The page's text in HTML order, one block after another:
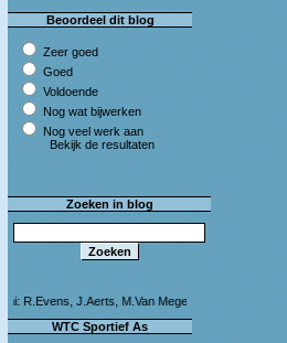
Beoordeel dit blog
Zeer goed
Goed
Voldoende
Nog wat bijwerken
Nog veel werk aan
Bekijk de resultaten
Zoeken in blog
M.Van Megen en C.Leeman - Van harte proficiat!
WTC Sportief As